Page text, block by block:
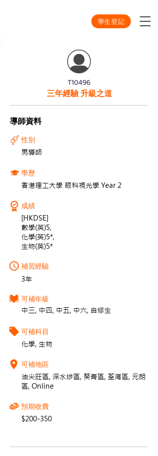
學生登記
T10496
三年經驗 升級之道
導師資料
性別
男導師
學歷
香港理工大學 眼科視光學 Year 2
成績
[HKDSE]
數學(英)5,
化學(英)5*,
生物(英)5*
補習經驗
3年
可補年級
中三, 中四, 中五, 中六, 自修生
可補科目
化學, 生物
可補地區
油尖旺區, 深水埗區, 葵青區, 荃灣區, 元朗
區, Online
預期收費
$200-350